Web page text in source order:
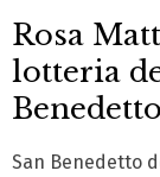
Rosa
lotteria
San Benedetto